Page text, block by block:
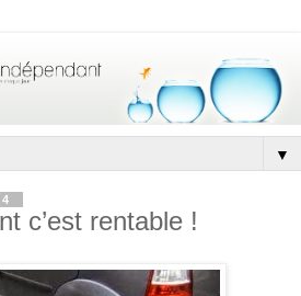
▼
c’est rentable !